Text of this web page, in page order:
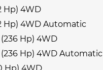
Hp) 4WD
Hp) 4WD Automatic
Hp) 4WD
Hp) 4WD Automatic
Hp) 4WD